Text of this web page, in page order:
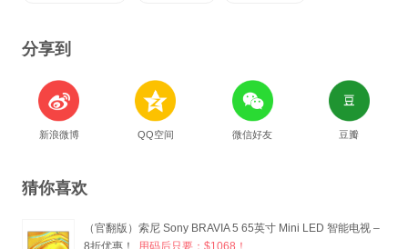
分享到
新浪微博 QQ空间 微信好友 豆瓣
猜你喜欢
（官翻版）索尼 Sony BRAVIA 5 65英寸 Mini LED 智能电视 –
8折优惠！
用码后只要：$1068！